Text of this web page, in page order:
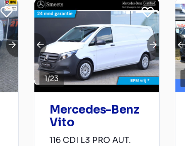
1/23
Mercedes-Benz
Vito
116 CDI L3 PRO AUT.